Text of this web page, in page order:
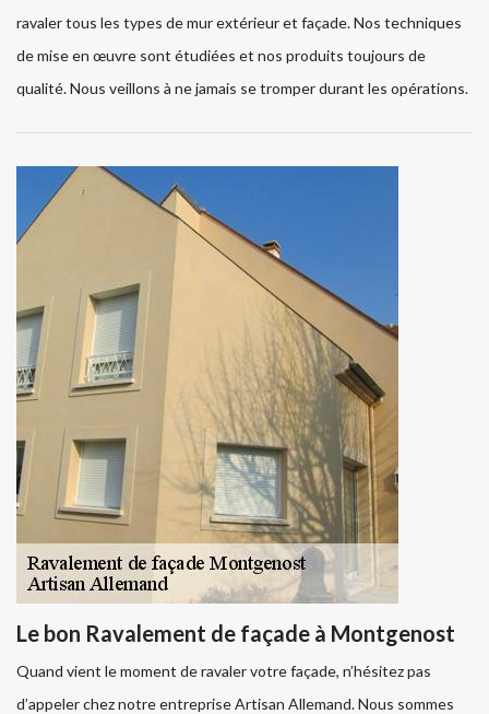
ravaler tous les types de mur extérieur et façade. Nos techniques
de mise en œuvre sont étudiées et nos produits toujours de
qualité. Nous veillons à ne jamais se tromper durant les opérations.
Le bon Ravalement de façade à Montgenost
Quand vient le moment de ravaler votre façade, n’hésitez pas
d’appeler chez notre entreprise Artisan Allemand. Nous sommes